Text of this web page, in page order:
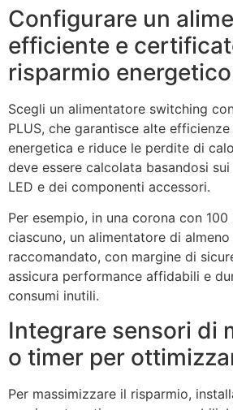
Configurare un
efficiente e
risparmio energetico
Scegli un alimentatore switching
PLUS, che garantisce alte
energetica e riduce le perdite di
deve essere calcolata basandosi
LED e dei componenti accessori.
Per esempio, in una corona con 100
ciascuno, un alimentatore di
raccomandato, con margine di
assicura performance affidabili e
consumi inutili.
Integrare sensori di
o timer per
Per massimizzare il risparmio,